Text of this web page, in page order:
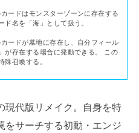
ードはモンスターゾーンに存在する
ド名を「海」として扱う。
ードが墓地に存在し、自分フィール
が存在する場合に発動できる。 この
殊召喚する。
現代版リメイク。自身を特
をサーチする初動・エンジ